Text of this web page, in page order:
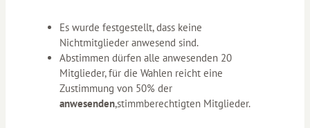
Es wurde festgestellt, dass keine
Nichtmitglieder anwesend sind.
Abstimmen dürfen alle anwesenden 20
Mitglieder, für die Wahlen reicht eine
Zustimmung von 50% der
anwesenden,stimmberechtigten Mitglieder.